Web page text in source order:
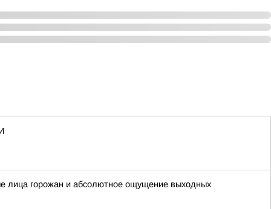
лица горожан и абсолютное ощущение выходных